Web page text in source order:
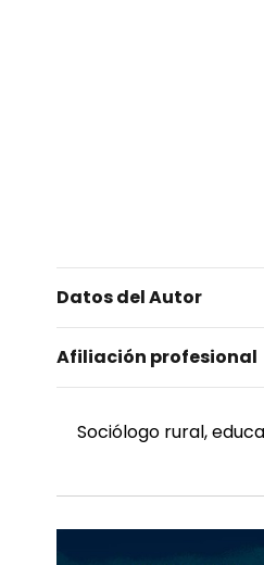
Datos del Autor
Afiliación profesional
Sociólogo rural,